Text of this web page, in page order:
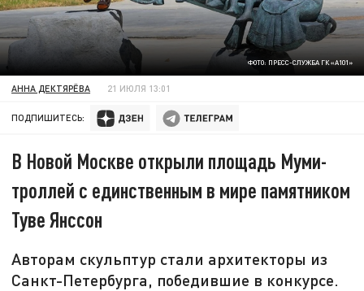
ФОТО: ПРЕСС-СЛУЖБА ГК «А101»
АННА ДЕКТЯРЁВА 21 ИЮЛЯ 13:01
ПОДПИШИТЕСЬ:
В Новой Москве открыли площадь Муми-
троллей с единственным в мире памятником
Туве Янссон
Авторам скульптур стали архитекторы из
Санкт-Петербурга, победившие в конкурсе.